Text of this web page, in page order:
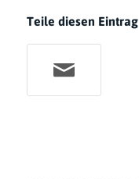
Teile diesen Eintrag